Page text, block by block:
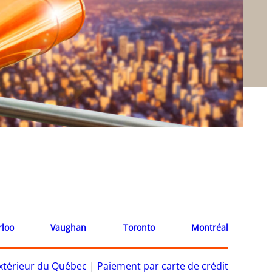
Vaughan Toronto Montréal
du Québec | Paiement par carte de crédit